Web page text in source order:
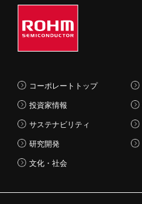
コーポレートトップ
投資家情報
サステナビリティ
研究開発
文化・社会